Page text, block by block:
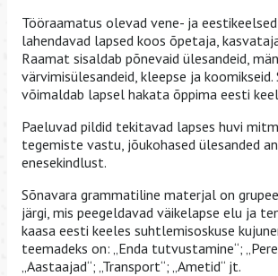
Tööraamatus olevad vene- ja
lahendavad lapsed koos õpetaja,
Raamat sisaldab põnevaid ülesandeid,
värvimisülesandeid, kleepse ja koomikseid.
võimaldab lapsel hakata õppima eesti
Paeluvad pildid tekitavad lapses huvi
tegemiste vastu, jõukohased ülesanded
enesekindlust.
Sõnavara grammatiline materjal on
järgi, mis peegeldavad väikelapse elu ja
kaasa eesti keeles suhtlemisoskuse
teemadeks on: „Enda tutvustamine“;
„Aastaajad“; „Transport“; „Ametid“ jt.